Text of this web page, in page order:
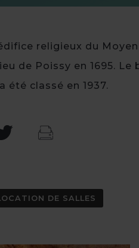
religieux du
de Poissy en 1695.
été classé en 1937.
DE SALLES